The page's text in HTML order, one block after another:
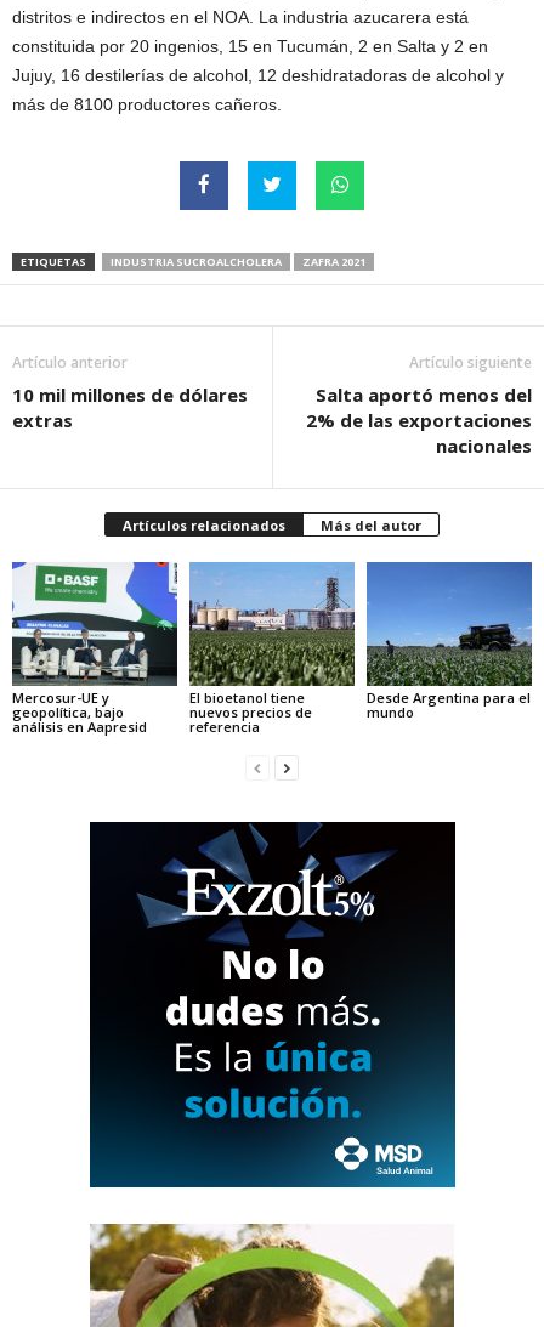
distritos e indirectos en el NOA. La industria azucarera está
constituida por 20 ingenios, 15 en Tucumán, 2 en Salta y 2 en
Jujuy, 16 destilerías de alcohol, 12 deshidratadoras de alcohol y
más de 8100 productores cañeros.
ETIQUETAS INDUSTRIA SUCROALCHOLERA ZAFRA 2021
Artículo anterior
10 mil millones de dólares
extras
Artículo siguiente
Salta aportó menos del
2% de las exportaciones
nacionales
Artículos relacionados Más del autor
Mercosur-UE y
geopolítica, bajo
análisis en Aapresid
El bioetanol tiene
nuevos precios de
referencia
Desde Argentina para el
mundo